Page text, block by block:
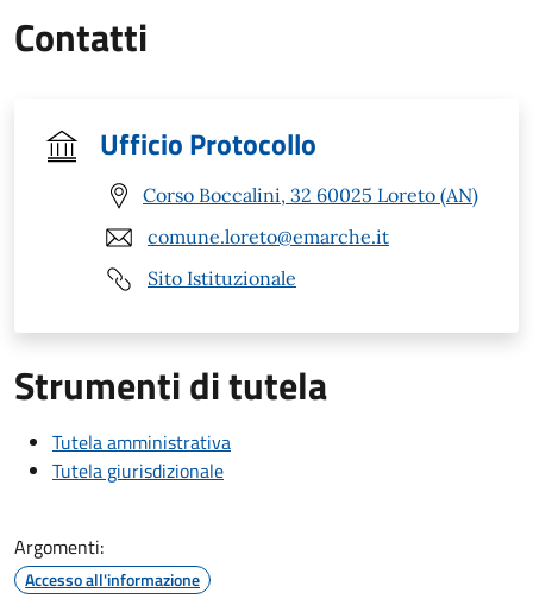
Contatti
Ufficio Protocollo
Corso Boccalini, 32 60025 Loreto (AN)
comune.loreto@emarche.it
Sito Istituzionale
Strumenti di tutela
Tutela amministrativa
Tutela giurisdizionale
Argomenti:
Accesso all'informazione